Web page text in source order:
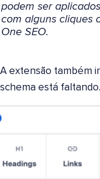
podem ser
com alguns cliques
One SEO.
A extensão também
schema está faltando.